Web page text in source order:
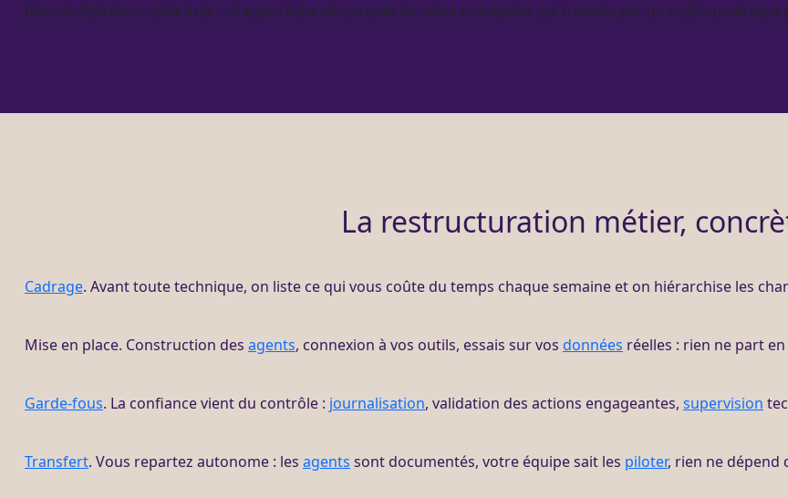
Rien de figé dans cette liste : chaque tâche récurrente de votre entreprise qui transite par un outil numérique
La restructuration métier,
Cadrage. Avant toute technique, on liste ce qui vous coûte du temps chaque semaine et on hiérarchise les
Mise en place. Construction des agents, connexion à vos outils, essais sur vos données réelles : rien ne part
Garde-fous. La confiance vient du contrôle : journalisation, validation des actions engageantes, supervision
Transfert. Vous repartez autonome : les agents sont documentés, votre équipe sait les piloter, rien ne dépend